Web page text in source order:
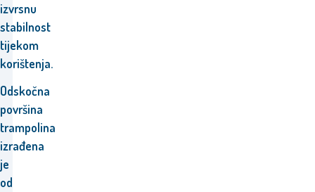
izvrsnu
stabilnost
tijekom
korištenja.
Odskočna
površina
trampolina
izrađena
je
od